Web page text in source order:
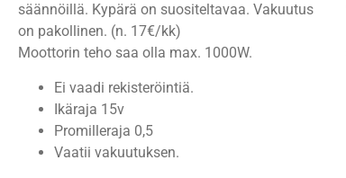
säännöillä. Kypärä on suositeltavaa. Vakuutus
on pakollinen. (n. 17€/kk)
Moottorin teho saa olla max. 1000W.
Ei vaadi rekisteröintiä.
Ikäraja 15v
Promilleraja 0,5
Vaatii vakuutuksen.